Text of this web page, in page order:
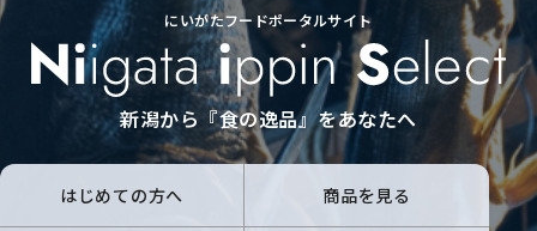
にいがたフードポータルサイト
新潟から『食の逸品』をあなたへ
はじめての方へ 商品を見る